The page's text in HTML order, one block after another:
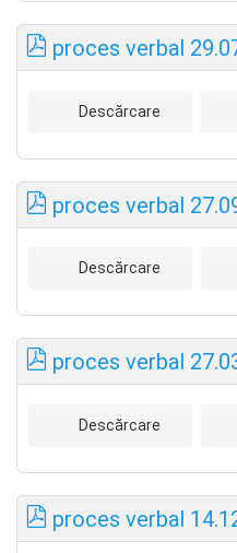
proces verbal
Descărcare
proces verbal
Descărcare
proces verbal
Descărcare
proces verbal